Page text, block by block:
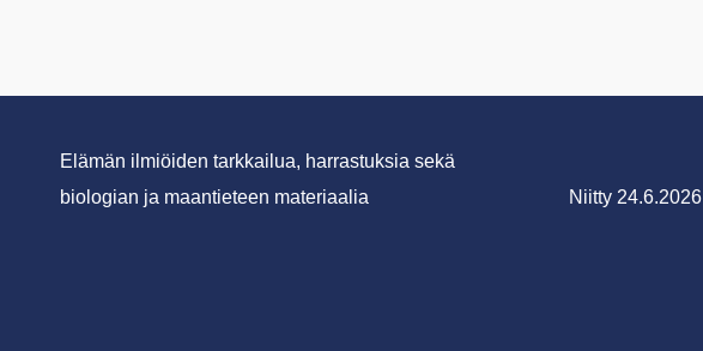
Elämän ilmiöiden tarkkailua, harrastuksia sekä
biologian ja maantieteen materiaalia
Niitty 24.6.2026